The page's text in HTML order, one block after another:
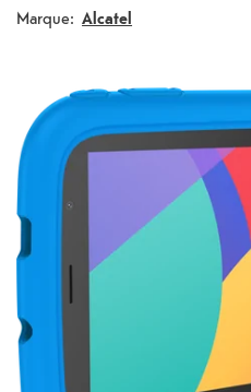
Marque: Alcatel